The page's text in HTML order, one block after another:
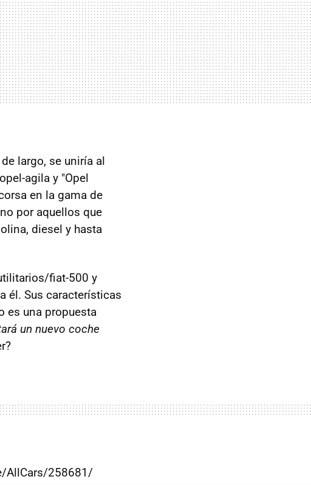
largo, se uniría al
agila y "Opel
en la gama de
por aquellos que
diesel y hasta
fiat-500 y
él. Sus características
es una propuesta
un nuevo coche
AllCars/258681/